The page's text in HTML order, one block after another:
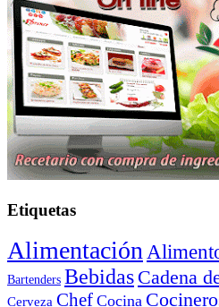
Etiquetas
Alimentación
Bartenders Bebidas Cadena
Cerveza Chef Cocina